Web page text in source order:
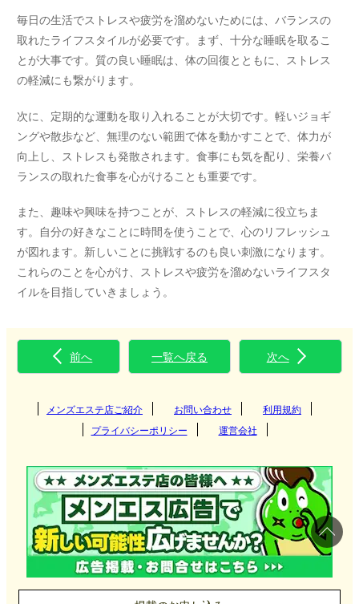
毎日の生活でストレスや疲労を溜めないためには、バランスの
取れたライフスタイルが必要です。まず、十分な睡眠を取るこ
とが大事です。質の良い睡眠は、体の回復とともに、ストレス
の軽減にも繋がります。
次に、定期的な運動を取り入れることが大切です。軽いジョギ
ングや散歩など、無理のない範囲で体を動かすことで、体力が
向上し、ストレスも発散されます。食事にも気を配り、栄養バ
ランスの取れた食事を心がけることも重要です。
また、趣味や興味を持つことが、ストレスの軽減に役立ちま
す。自分の好きなことに時間を使うことで、心のリフレッシュ
が図れます。新しいことに挑戦するのも良い刺激になります。
これらのことを心がけ、ストレスや疲労を溜めないライフスタ
イルを目指していきましょう。
前へ 一覧へ戻る 次へ
メンズエステ店ご紹介 お問い合わせ
利用規約
プライバシーポリシー
運営会社